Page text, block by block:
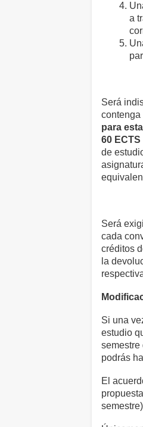
a
Será
contenga
para
60
de
Será
cada
créditos
la
Si una
estudio
semestre
podrás
El